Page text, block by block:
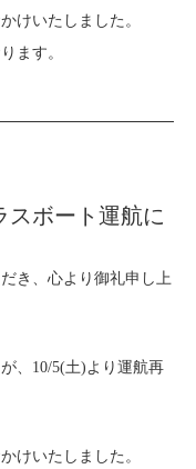
けいたしました。
ます。
スボート運航に
き、心より御礼申し上
、10/5(土)より運航再
けいたしました。